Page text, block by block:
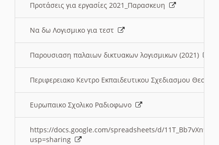
Προτάσεις για εργασίες 2021_Παρασκευη
Να δω Λογισμικο για τεστ
Παρουσιαση παλαιων δικτυακων λογισμικων (2021)
Περιφερειακο Κεντρο Εκπαιδευτικου Σχεδιασμου
Ευρωπαικο Σχολικο Ραδιοφωνο
https://docs.google.com/spreadsheets/d/
usp=sharing